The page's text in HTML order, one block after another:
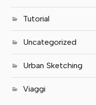
Tutorial
Uncategorized
Urban Sketching
Viaggi